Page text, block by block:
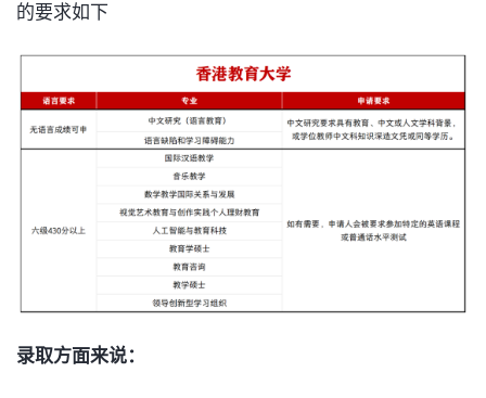
的要求如下
录取方面来说：